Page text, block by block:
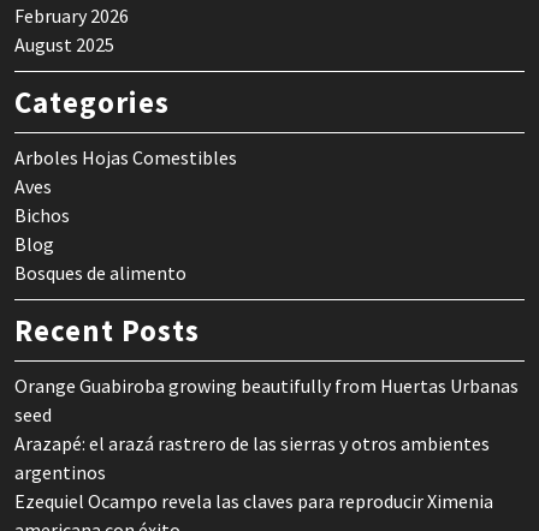
February 2026
August 2025
Categories
Arboles Hojas Comestibles
Aves
Bichos
Blog
Bosques de alimento
Recent Posts
Orange Guabiroba growing beautifully from Huertas Urbanas
seed
Arazapé: el arazá rastrero de las sierras y otros ambientes
argentinos
Ezequiel Ocampo revela las claves para reproducir Ximenia